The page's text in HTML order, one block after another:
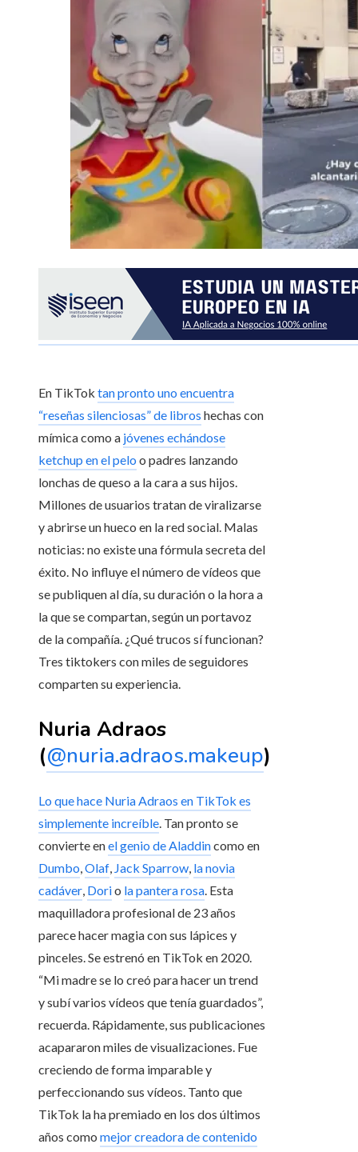
En TikTok tan pronto uno encuentra
“reseñas silenciosas” de libros hechas con
mímica como a jóvenes echándose
ketchup en el pelo o padres lanzando
lonchas de queso a la cara a sus hijos.
Millones de usuarios tratan de viralizarse
y abrirse un hueco en la red social. Malas
noticias: no existe una fórmula secreta del
éxito. No influye el número de vídeos que
se publiquen al día, su duración o la hora a
la que se compartan, según un portavoz
de la compañía. ¿Qué trucos sí funcionan?
Tres tiktokers con miles de seguidores
comparten su experiencia.
Nuria Adraos
(@nuria.adraos.makeup)
Lo que hace Nuria Adraos en TikTok es
simplemente increíble. Tan pronto se
convierte enel genio de Aladdincomo en
Dumbo,Olaf, Jack Sparrow, la novia
cadáver, Dorio la pantera rosa. Esta
maquilladora profesional de 23 años
parece hacer magia con sus lápices y
pinceles. Se estrenó en TikTok en 2020.
“Mi madre se lo creó para hacer un trend
y subí varios vídeos que tenía guardados”,
recuerda. Rápidamente, sus publicaciones
acapararon miles de visualizaciones. Fue
creciendo de forma imparable y
perfeccionando sus vídeos. Tanto que
TikTok la ha premiado en los dos últimos
años como mejor creadora de contenido